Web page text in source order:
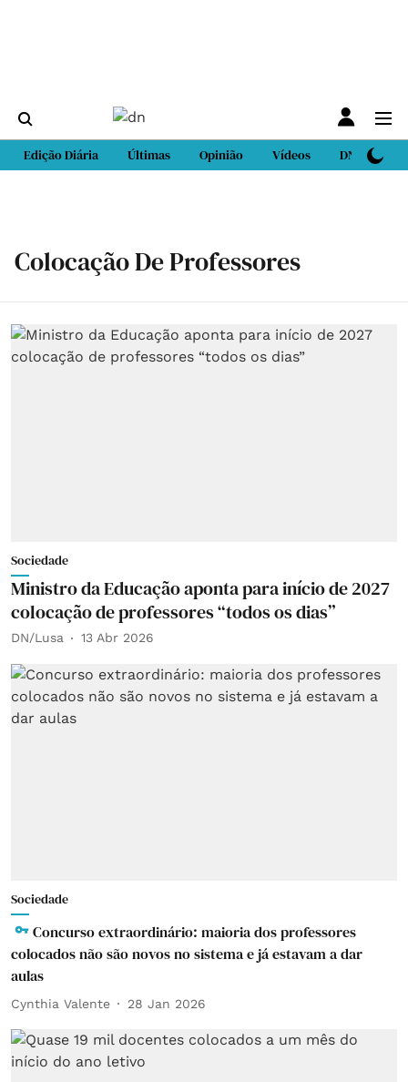
Edição Diária Últimas Opinião Vídeos DN Sport
Colocação De Professores
Sociedade
Ministro da Educação aponta para início de 2027
colocação de professores “todos os dias”
DN/Lusa 13 Abr 2026
Sociedade
Concurso extraordinário: maioria dos professores
colocados não são novos no sistema e já estavam a dar
aulas
Cynthia Valente 28 Jan 2026